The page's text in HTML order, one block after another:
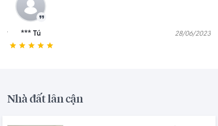
quy tài chính của
Nhà đất lân cận